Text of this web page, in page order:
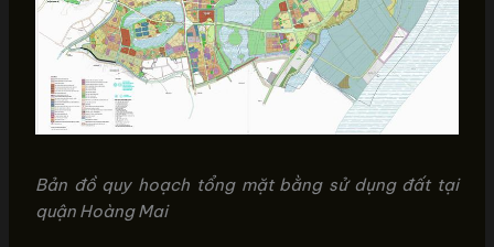
Bản đồ quy hoạch tổng mặt bằng sử dụng đất tại
quận Hoàng Mai